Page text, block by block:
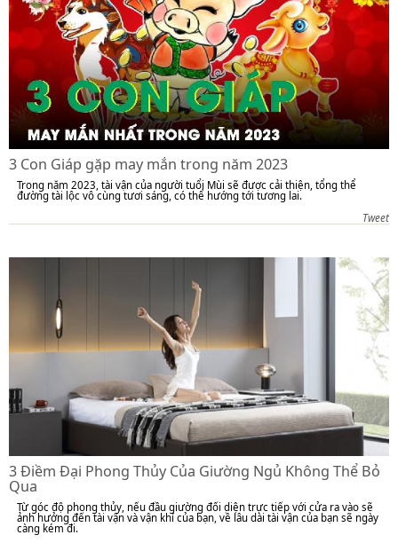
3 Con Giáp gặp may mắn trong năm 2023
Trong năm 2023, tài vận của người tuổi Mùi sẽ được cải thiện, tổng thể
đường tài lộc vô cùng tươi sáng, có thể hướng tới tương lai.
Tweet
3 Điềm Đại Phong Thủy Của Giường Ngủ Không Thể Bỏ
Qua
Từ góc độ phong thủy, nếu đầu giường đối diện trực tiếp với cửa ra vào sẽ
ảnh hưởng đến tài vận và vận khí của bạn, về lâu dài tài vận của bạn sẽ ngày
càng kém đi.